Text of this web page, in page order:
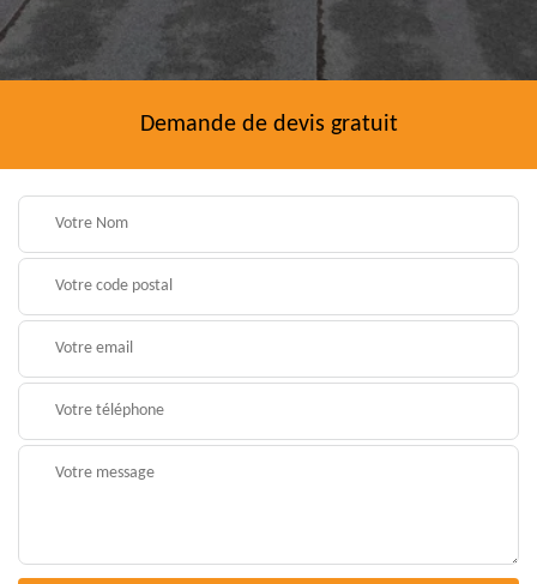
Demande de devis gratuit